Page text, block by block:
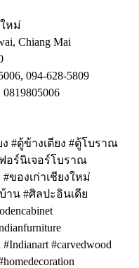
หม่
Chiang Mai
094-628-5809
#ตู้ข้างเตียง #ตู้โบราณ
ฟอร์นิเจอร์โบราณ
#ของเก่าเชียงใหม่
าน #ศิลปะอินเดีย
#carvedwood